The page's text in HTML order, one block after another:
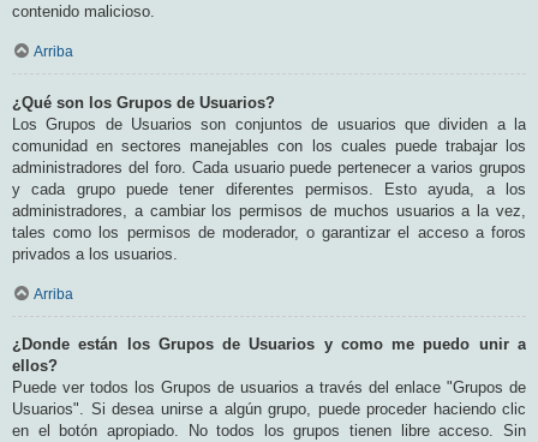
contenido malicioso.
Arriba
¿Qué son los Grupos de Usuarios?
Los Grupos de Usuarios son conjuntos de usuarios que dividen a la
comunidad en sectores manejables con los cuales puede trabajar los
administradores del foro. Cada usuario puede pertenecer a varios grupos
y cada grupo puede tener diferentes permisos. Esto ayuda, a los
administradores, a cambiar los permisos de muchos usuarios a la vez,
tales como los permisos de moderador, o garantizar el acceso a foros
privados a los usuarios.
Arriba
¿Donde están los Grupos de Usuarios y como me puedo unir a
ellos?
Puede ver todos los Grupos de usuarios a través del enlace "Grupos de
Usuarios". Si desea unirse a algún grupo, puede proceder haciendo clic
en el botón apropiado. No todos los grupos tienen libre acceso. Sin